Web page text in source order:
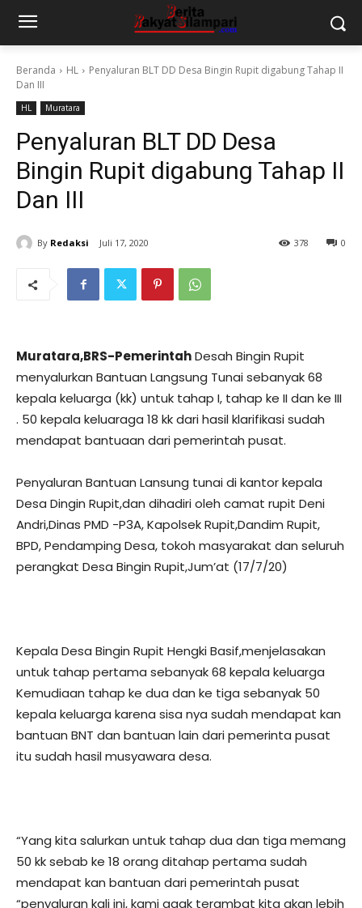
Beranda HL
Penyaluran BLT DD Desa Bingin Rupit digabung Tahap II
Dan III
HL Muratara
Penyaluran BLT DD Desa
Bingin Rupit digabung Tahap II
Dan III
By Redaksi Juli 17, 2020 0
378
Muratara,BRS-PemerintahDesah Bingin Rupit
menyalurkan Bantuan Langsung Tunai sebanyak 68
kepala keluarga (kk) untuk tahap I, tahap ke II dan ke III
. 50 kepala keluaraga 18 kk dari hasil klarifikasi sudah
mendapat bantuaan dari pemerintah pusat.
Penyaluran Bantuan Lansung tunai di kantor kepala
Desa Dingin Rupit,dan dihadiri oleh camat rupit Deni
Andri,Dinas PMD -P3A, Kapolsek Rupit,Dandim Rupit,
BPD, Pendamping Desa, tokoh masyarakat dan seluruh
perangkat Desa Bingin Rupit,Jum’at (17/7/20)
Kepala Desa Bingin Rupit Hengki Basif,menjelasakan
untuk tahap pertama sebanyak 68 kepala keluarga
Kemudiaan tahap ke dua dan ke tiga sebanyak 50
kepala keluarga karena sisa nya sudah mendapat kan
bantuan BNT dan bantuan lain dari pemerinta pusat
itu sudah hasil musyawara desa.
“Yang kita salurkan untuk tahap dua dan tiga memang
50 kk sebab ke 18 orang ditahap pertama sudah
mendapat kan bantuan dari pemerintah pusat
“penyaluran kali ini, kami agak terambat kita akan lebih